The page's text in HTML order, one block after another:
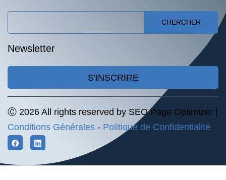
CHERCHER
Newsletter
S'INSCRIRE
Ⓒ 2026 All rights reserved by SEO Page Optimizer |
Conditions Générales - Politique de Confidentialité